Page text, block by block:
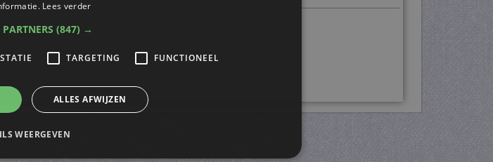
Lees verder
(847) →
TARGETING FUNCTIONEEL
ALLES AFWIJZEN
WEERGEVEN